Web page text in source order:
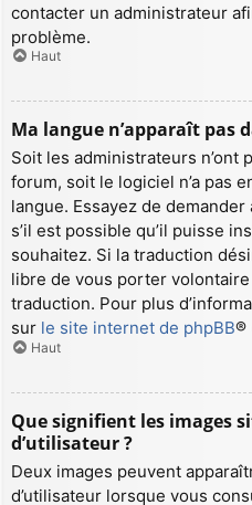
contacter un administrateur
problème.
Haut
Ma langue n’apparaît pas
Soit les administrateurs n’ont
forum, soit le logiciel n’a pas
langue. Essayez de
s’il est possible qu’il puisse
souhaitez. Si la traduction
libre de vous porter
traduction. Pour plus
sur le site internet de phpBB®
Haut
Que signifient les images
d’utilisateur ?
Deux images peuvent
d’utilisateur lorsque vous